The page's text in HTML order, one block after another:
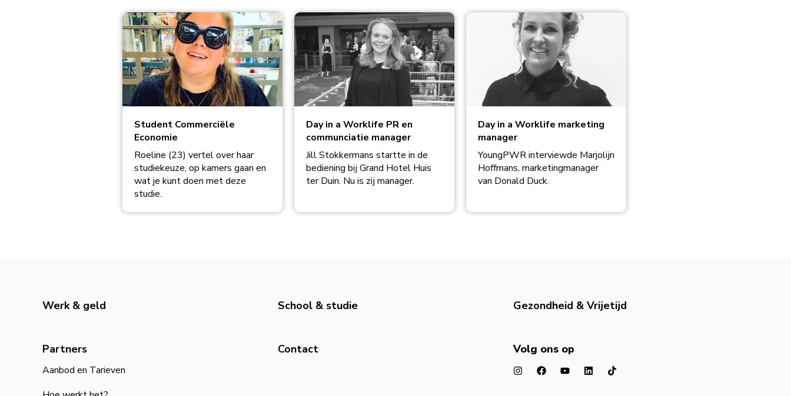
Student Commerciële
Economie
Roeline (23) vertel over haar
studiekeuze, op kamers gaan en
wat je kunt doen met deze
studie.
Day in a Worklife PR en
communciatie manager
Jill Stokkermans startte in de
bediening bij Grand Hotel Huis
ter Duin. Nu is zij manager.
Day in a Worklife marketing
manager
YoungPWR interviewde Marjolijn
Hoffmans, marketingmanager
van Donald Duck.
Werk & geld School & studie Gezondheid & Vrijetijd
Partners
Aanbod en Tarieven
Contact Volg ons op